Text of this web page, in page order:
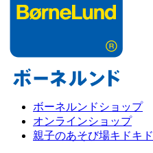
ボーネルンドショップ
オンラインショップ
親子のあそび場キドキド